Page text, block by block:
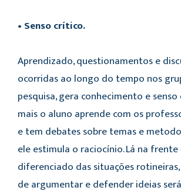
• Senso crítico.
Aprendizado, questionamentos e
ocorridas ao longo do tempo nos
pesquisa, gera conhecimento e
mais o aluno aprende com os
e tem debates sobre temas e
ele estimula o raciocínio. Lá na frente
diferenciado das situações
de argumentar e defender ideias